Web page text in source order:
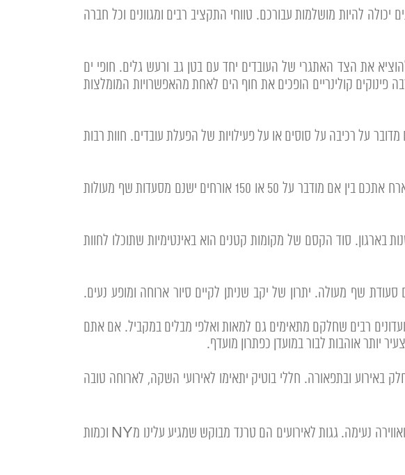
להיות מושלמות עבורכם. טווחי התקציב רבים ומגוונים וכל חברה
את הצד האתגרי של העובדים יחד עם בטן גב ורעש גלים. חופי ים
פינוקים קולינריים הופכים את חוף הים לאחת מהאפשרויות המומלצות
בין אם מדובר על רכיבה על סוסים או על פעילויות של הפעלת עובדים. חוות רבות
– לפעמים כל מה שצריך זה לסגור ערב חברה באורחה טובה. ישנם מסעדות רבות שישמחו לארח אתכם בין אם מודבר על 50 או 150 אורחים ישנם מסעדות שף מעולות
בארגון. סוד הקסם של מקומות קטנים הוא באינטימיות שתוכלו לחוות
שף מעולה. יתרון של יקב שניתן לקיים סיור ארוחה ומופע נעים.
רבים שחלקם מתאימים גם למאות ואלפי מבלים במקביל. אם אתם
יותר אוהבות לבור במועדן כפתרון מועדף.
ובתפאורה. חללי בוטיק יתאימו לאירועי השקה, לארוחה טובה
– לעלות הכי גובה שאפשר. להיות אורבני בלב ובנפש וליצור מספר שעות של הנאה עם רוח שקיעה ואווירה נעימה. גגות לאירועים הם טרנד מבוקש שמגיע עלינו מNY וכמות